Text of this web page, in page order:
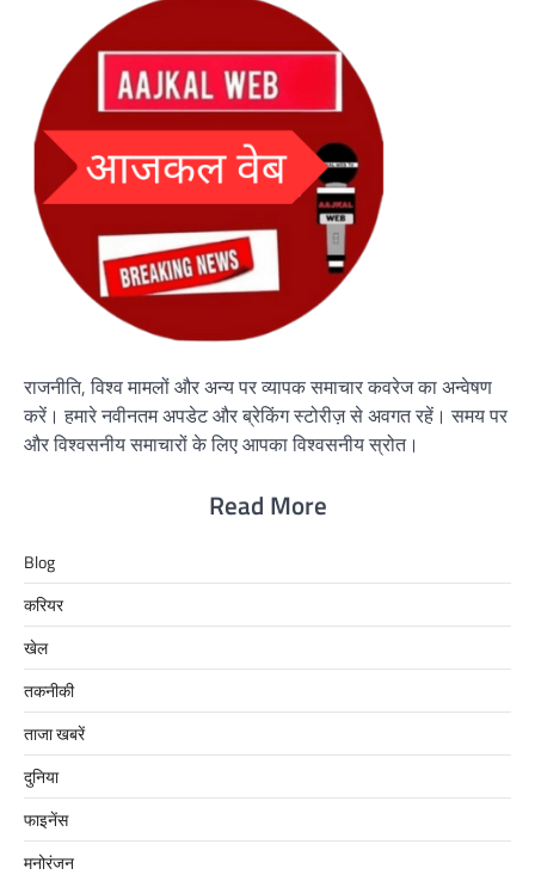
राजनीति, विश्व मामलों और अन्य पर व्यापक समाचार कवरेज का अन्वेषण
करें। हमारे नवीनतम अपडेट और ब्रेकिंग स्टोरीज़ से अवगत रहें। समय पर
और विश्वसनीय समाचारों के लिए आपका विश्वसनीय स्रोत।
Read More
Blog
करियर
खेल
तकनीकी
ताजा खबरें
दुनिया
फाइनेंस
मनोरंजन